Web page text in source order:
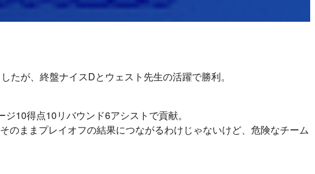
が、終盤ナイスDとウェスト先生の活躍で勝利。
10得点10リバウンド6アシストで貢献。
ままプレイオフの結果につながるわけじゃないけど、危険なチーム